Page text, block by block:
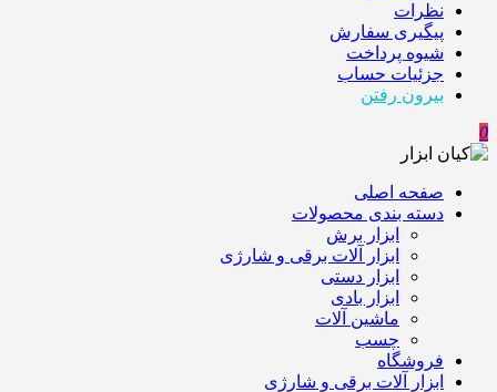
نظرات
پیگیری سفارش
شیوه پرداخت
جزئیات حساب
بیرون رفتن
0
صفحه اصلی
دسته بندی محصولات
ابزار برش
ابزار آلات برقی و شارژی
ابزار دستی
ابزار بادی
ماشین آلات
چسب
فروشگاه
ابزار آلات برقی و شارژی